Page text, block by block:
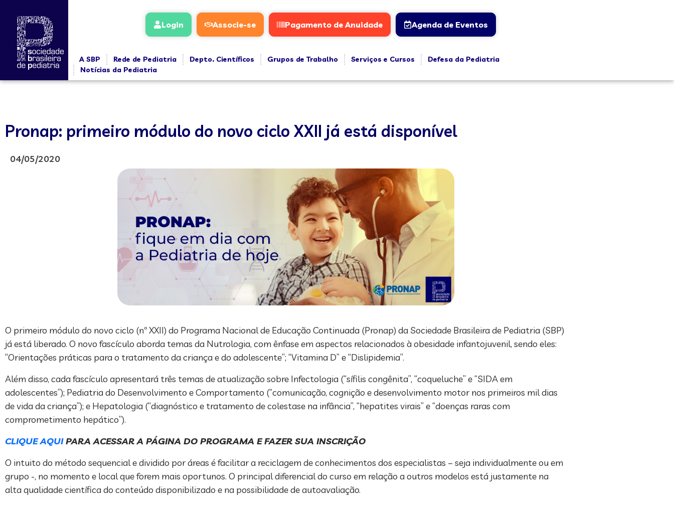
Login Associe-se Pagamento de Anuidade Agenda de Eventos
A SBP Rede de Pediatria Depto. Científicos Grupos de Trabalho Serviços e Cursos
Defesa da Pediatria
Notícias da Pediatria
Pronap: primeiro módulo do novo ciclo XXII já está disponível
04/05/2020
O primeiro módulo do novo ciclo (nº XXII) do Programa Nacional de Educação Continuada (Pronap) da Sociedade Brasileira de Pediatria (SBP)
já está liberado. O novo fascículo aborda temas da Nutrologia, com ênfase em aspectos relacionados à obesidade infantojuvenil, sendo eles:
“Orientações práticas para o tratamento da criança e do adolescente”; “Vitamina D” e “Dislipidemia”.
Além disso, cada fascículo apresentará três temas de atualização sobre Infectologia (“sífilis congênita”, “coqueluche” e “SIDA em
adolescentes”); Pediatria do Desenvolvimento e Comportamento (“comunicação, cognição e desenvolvimento motor nos primeiros mil dias
de vida da criança”); e Hepatologia (“diagnóstico e tratamento de colestase na infância”, “hepatites virais” e “doenças raras com
comprometimento hepático”).
CLIQUE AQUIPARA ACESSAR A PÁGINA DO PROGRAMA E FAZER SUA INSCRIÇÃO
O intuito do método sequencial e dividido por áreas é facilitar a reciclagem de conhecimentos dos especialistas – seja individualmente ou em
grupo -, no momento e local que forem mais oportunos. O principal diferencial do curso em relação a outros modelos está justamente na
alta qualidade científica do conteúdo disponibilizado e na possibilidade de autoavaliação.